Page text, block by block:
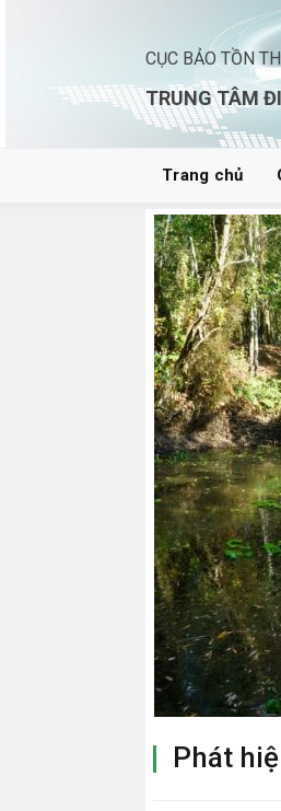
CỤC BẢO TỒN
TRUNG TÂM
Trang chủ
Phát